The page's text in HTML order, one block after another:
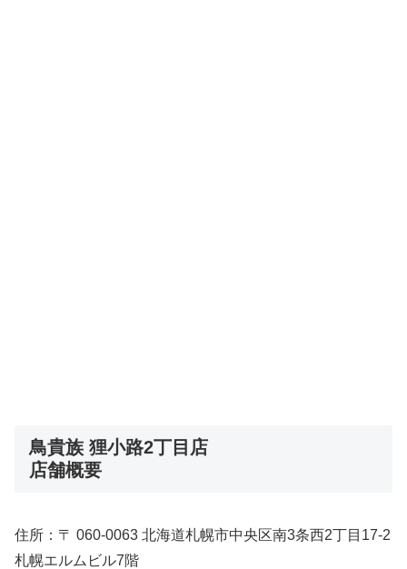
鳥貴族 狸小路2丁目店
店舗概要
住所：〒 060-0063 北海道札幌市中央区南3条西2丁目17-2
札幌エルムビル7階